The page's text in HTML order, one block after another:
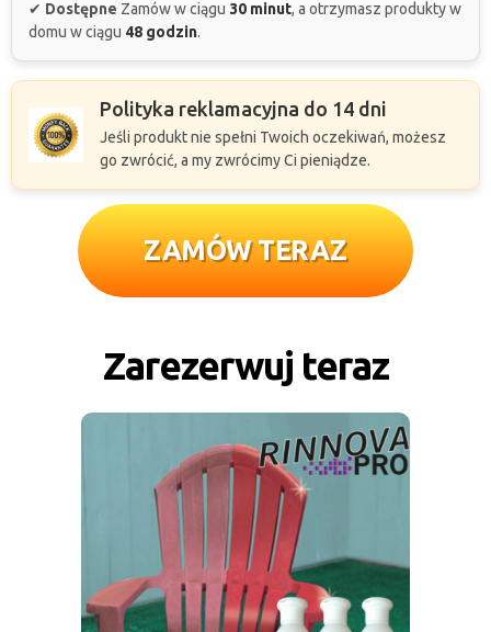
✔ Dostępne Zamów w ciągu 30 minut, a otrzymasz produkty w
domu w ciągu 48 godzin.
Polityka reklamacyjna do 14 dni
Jeśli produkt nie spełni Twoich oczekiwań, możesz
go zwrócić, a my zwrócimy Ci pieniądze.
ZAMÓW TERAZ
Zarezerwuj teraz